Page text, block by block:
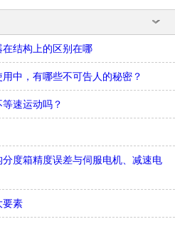
结构上的区别在哪
中，有哪些不可告人的秘密？
速运动吗？
度箱精度误差与伺服电机、减速电
要素